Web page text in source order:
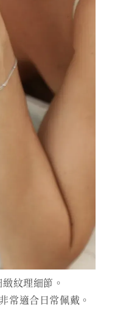
紋理細節。
常適合日常佩戴。